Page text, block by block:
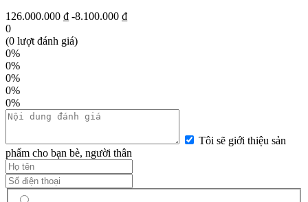
126.000.000 ₫ -8.100.000 ₫
0
(0 lượt đánh giá)
0%
0%
0%
0%
0%
Tôi sẽ giới thiệu sản
phẩm cho bạn bè, người thân